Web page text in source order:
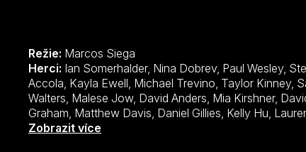
Režie: Marcos Siega
Herci:
Zobrazit více